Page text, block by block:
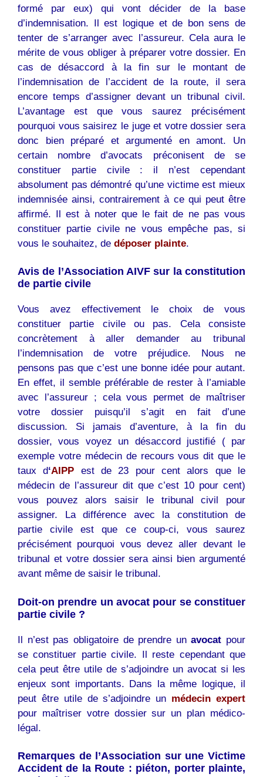
formé par eux) qui vont décider de la base
d’indemnisation. Il est logique et de bon sens de
tenter de s’arranger avec l’assureur. Cela aura le
mérite de vous obliger à préparer votre dossier. En
cas de désaccord à la fin sur le montant de
l’indemnisation de l’accident de la route, il sera
encore temps d’assigner devant un tribunal civil.
L’avantage est que vous saurez précisément
pourquoi vous saisirez le juge et votre dossier sera
donc bien préparé et argumenté en amont. Un
certain nombre d’avocats préconisent de se
constituer partie civile : il n’est cependant
absolument pas démontré qu’une victime est mieux
indemnisée ainsi, contrairement à ce qui peut être
affirmé. Il est à noter que le fait de ne pas vous
constituer partie civile ne vous empêche pas, si
vous le souhaitez, de déposer plainte.
Avis de l’Association AIVF sur la constitution
de partie civile
Vous avez effectivement le choix de vous
constituer partie civile ou pas. Cela consiste
concrètement à aller demander au tribunal
l’indemnisation de votre préjudice. Nous ne
pensons pas que c’est une bonne idée pour autant.
En effet, il semble préférable de rester à l’amiable
avec l’assureur ; cela vous permet de maîtriser
votre dossier puisqu’il s’agit en fait d’une
discussion. Si jamais d’aventure, à la fin du
dossier, vous voyez un désaccord justifié ( par
exemple votre médecin de recours vous dit que le
taux d‘AIPP
est de 23 pour cent alors que le
médecin de l’assureur dit que c’est 10 pour cent)
vous pouvez alors saisir le tribunal civil pour
assigner. La différence avec la constitution de
partie civile est que ce coup-ci, vous saurez
précisément pourquoi vous devez aller devant le
tribunal et votre dossier sera ainsi bien argumenté
avant même de saisir le tribunal.
Doit-on prendre un avocat pour se constituer
partie civile ?
Il n’est pas obligatoire de prendre unavocat pour
se constituer partie civile. Il reste cependant que
cela peut être utile de s’adjoindre un avocat si les
enjeux sont importants. Dans la même logique, il
peut être utile de s’adjoindre un médecin expert
pour maîtriser votre dossier sur un plan médico-
légal.
Remarques de l’Association sur une Victime
Accident de la Route : piéton, porter plainte,